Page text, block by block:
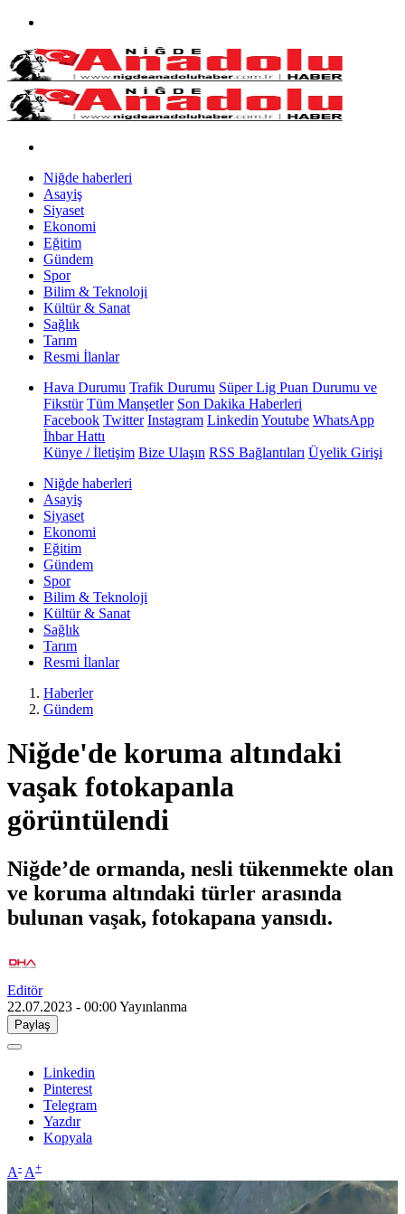
Niğde haberleri
Asayiş
Siyaset
Ekonomi
Eğitim
Gündem
Spor
Bilim & Teknoloji
Kültür & Sanat
Sağlık
Tarım
Resmi İlanlar
Hava Durumu Trafik Durumu Süper Lig Puan Durumu ve
Fikstür Tüm Manşetler Son Dakika Haberleri
Facebook Twitter Instagram Linkedin Youtube WhatsApp
İhbar Hattı
Künye / İletişim Bize Ulaşın RSS Bağlantıları Üyelik Girişi
Niğde haberleri
Asayiş
Siyaset
Ekonomi
Eğitim
Gündem
Spor
Bilim & Teknoloji
Kültür & Sanat
Sağlık
Tarım
Resmi İlanlar
Haberler
Gündem
Niğde'de koruma altındaki
vaşak fotokapanla
görüntülendi
Niğde’de ormanda, nesli tükenmekte olan
ve koruma altındaki türler arasında
bulunan vaşak, fotokapana yansıdı.
Editör
22.07.2023 - 00:00Yayınlanma
Paylaş
Linkedin
Pinterest
Telegram
Yazdır
Kopyala
A- A+